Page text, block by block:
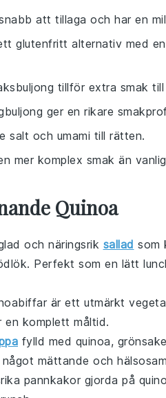
att tillaga och har en
glutenfritt alternativ med
tillför extra smak
ger en rikare
salt och umami till rätten.
mer komplex smak än
Quinoa
och näringsrik sallad som
Perfekt som en lätt
är ett utmärkt
en komplett måltid.
fylld med quinoa,
mättande och
pannkakor gjorda på